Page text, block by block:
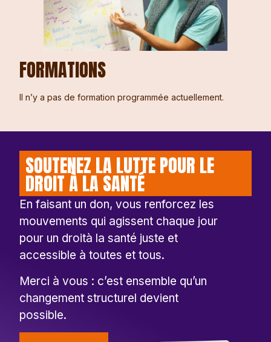
FORMATIONS
Il n’y a pas de formation programmée actuellement.
SOUTENEZ LA LUTTE POUR LE
DROIT À LA SANTÉ
En faisant un don, vous renforcez les
mouvements qui agissent chaque jour
pour un droità la santé juste et
accessible à toutes et tous.
Merci à vous : c’est ensemble qu’un
changement structurel devient
possible.